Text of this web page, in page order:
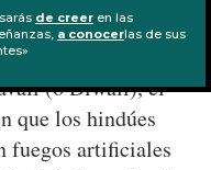
en todo el
(o Diwali), el
que los hindúes
fuegos artificiales
de creer en las
a conocerlas de sus